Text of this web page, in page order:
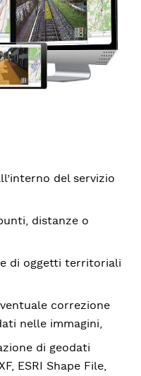
del servizio
distanze o
di oggetti territoriali
correzione
nelle immagini,
di geodati
ESRI Shape File,